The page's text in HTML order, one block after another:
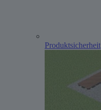
Produktsicherheit